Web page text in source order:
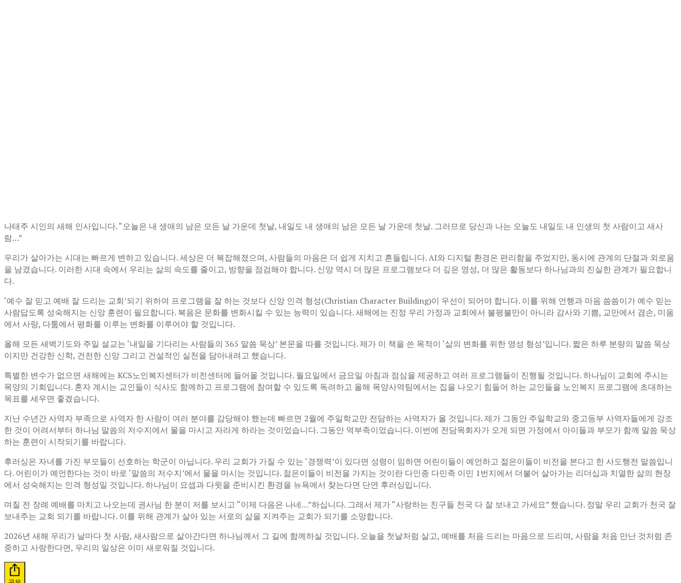
나태주 시인의 새해 인사입니다. “오늘은 내 생애의 남은 모든 날 가운데 첫날, 내일도 내 생애의 남은 모든 날 가운데 첫날. 그러므로 당신과 나는 오늘도 내일도 내 인생의 첫 사람이고 새사
람…”
우리가 살아가는 시대는 빠르게 변하고 있습니다. 세상은 더 복잡해졌으며, 사람들의 마음은 더 쉽게 지치고 흔들립니다. AI와 디지털 환경은 편리함을 주었지만, 동시에 관계의 단절과 외로움
을 남겼습니다. 이러한 시대 속에서 우리는 삶의 속도를 줄이고, 방향을 점검해야 합니다. 신앙 역시 더 많은 프로그램보다 더 깊은 영성, 더 많은 활동보다 하나님과의 진실한 관계가 필요합니
다.
‘예수 잘 믿고 예배 잘 드리는 교회’되기 위하여 프로그램을 잘 하는 것보다 신앙 인격 형성(Christian Character Building)이 우선이 되어야 합니다. 이를 위해 언행과 마음 씀씀이가 예수 믿는
사람답도록 성숙해지는 신앙 훈련이 필요합니다. 복음은 문화를 변화시킬 수 있는 능력이 있습니다. 새해에는 진정 우리 가정과 교회에서 불평불만이 아니라 감사와 기쁨, 교만에서 겸손, 미움
에서 사랑, 다툼에서 평화를 이루는 변화를 이루어야 할 것입니다.
올해 모든 새벽기도와 주일 설교는 ‘내일을 기다리는 사람들의 365 말씀 묵상’ 본문을 따를 것입니다. 제가 이 책을 쓴 목적이 ‘삶의 변화를 위한 영성 형성’입니다. 짧은 하루 분량의 말씀 묵상
이지만 건강한 신학, 건전한 신앙 그리고 건설적인 실천을 담아내려고 했습니다.
특별한 변수가 없으면 새해에는 KCS노인복지센터가 비전센터에 들어올 것입니다. 월요일에서 금요일 아침과 점심을 제공하고 여러 프로그램들이 진행될 것입니다. 하나님이 교회에 주시는
목양의 기회입니다. 혼자 계시는 교인들이 식사도 함께하고 프로그램에 참여할 수 있도록 독려하고 올해 목양사역팀에서는 집을 나오기 힘들어 하는 교인들을 노인복지 프로그램에 초대하는
목표를 세우면 좋겠습니다.
지난 수년간 사역자 부족으로 사역자 한 사람이 여러 분야를 감당해야 했는데 빠르면 2월에 주일학교만 전담하는 사역자가 올 것입니다. 제가 그동안 주일학교와 중고등부 사역자들에게 강조
한 것이 어려서부터 하나님 말씀의 저수지에서 물을 마시고 자라게 하라는 것이었습니다. 그동안 역부족이었습니다. 이번에 전담목회자가 오게 되면 가정에서 아이들과 부모가 함께 말씀 묵상
하는 훈련이 시작되기를 바랍니다.
후러싱은 자녀를 가진 부모들이 선호하는 학군이 아닙니다. 우리 교회가 가질 수 있는 ‘경쟁력’이 있다면 성령이 임하면 어린이들이 예언하고 젊은이들이 비전을 본다고 한 사도행전 말씀입니
다. 어린이가 예언한다는 것이 바로 ‘말씀의 저수지’에서 물을 마시는 것입니다. 젊은이들이 비전을 가지는 것이란 다인종 다민족 이민 1번지에서 더불어 살아가는 리더십과 치열한 삶의 현장
에서 성숙해지는 인격 형성일 것입니다. 하나님이 요셉과 다윗을 준비시킨 환경을 뉴욕에서 찾는다면 단연 후러싱입니다.
며칠 전 장례 예배를 마치고 나오는데 권사님 한 분이 저를 보시고 “이제 다음은 나네…”하십니다. 그래서 제가 “사랑하는 친구들 천국 다 잘 보내고 가세요” 했습니다. 정말 우리 교회가 천국 잘
보내주는 교회 되기를 바랍니다. 이를 위해 관계가 살아 있는 서로의 삶을 지켜주는 교회가 되기를 소망합니다.
2026년 새해 우리가 날마다 첫 사람, 새사람으로 살아간다면 하나님께서 그 길에 함께하실 것입니다. 오늘을 첫날처럼 살고, 예배를 처음 드리는 마음으로 드리며, 사람을 처음 만난 것처럼 존
중하고 사랑한다면, 우리의 일상은 이미 새로워질 것입니다.